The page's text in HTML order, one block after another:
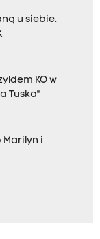
u siebie.
KO w
Tuska"
Marilyn i